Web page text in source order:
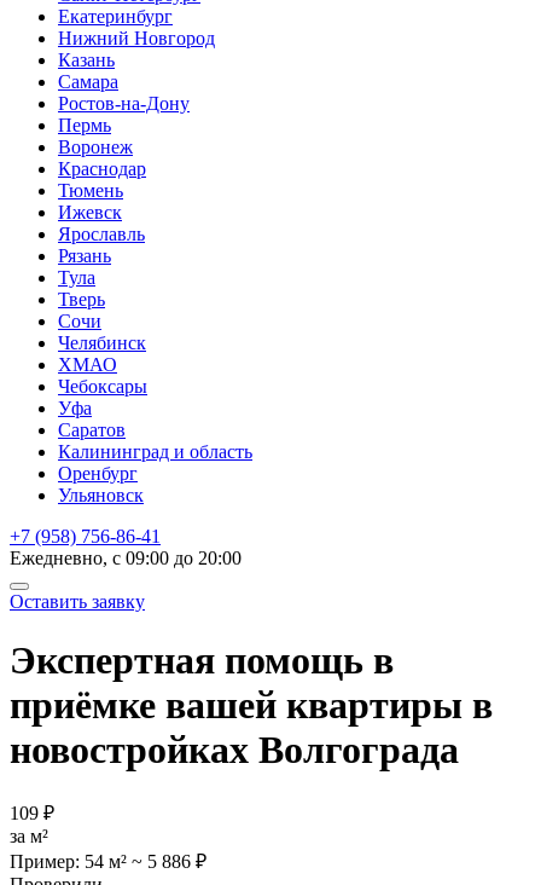
Екатеринбург
Нижний Новгород
Казань
Самара
Ростов-на-Дону
Пермь
Воронеж
Краснодар
Тюмень
Ижевск
Ярославль
Рязань
Тула
Тверь
Сочи
Челябинск
ХМАО
Чебоксары
Уфа
Саратов
Калининград и область
Оренбург
Ульяновск
+7 (958) 756-86-41
Ежедневно, с 09:00 до 20:00
Оставить заявку
Экспертная помощь в
приёмке вашей квартиры в
новостройках Волгограда
109 ₽
за м²
Пример: 54 м² ~ 5 886 ₽